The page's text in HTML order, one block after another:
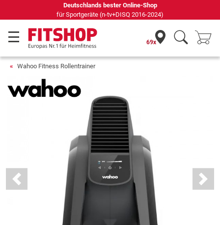
Seit 42 Jahren Ihr Experte für Heimfitness
69x
Wahoo Fitness Rollentrainer
Previous Next